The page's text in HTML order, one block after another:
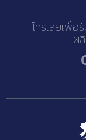
โทรเลยเพื่อ
ผ